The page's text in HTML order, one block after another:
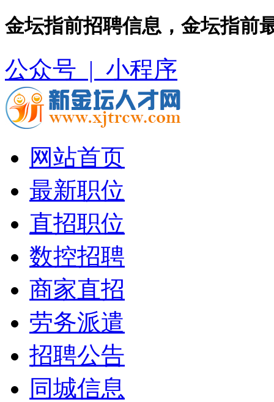
金坛指前招聘信息，金坛指前
公众号 | 小程序
网站首页
最新职位
直招职位
数控招聘
商家直招
劳务派遣
招聘公告
同城信息